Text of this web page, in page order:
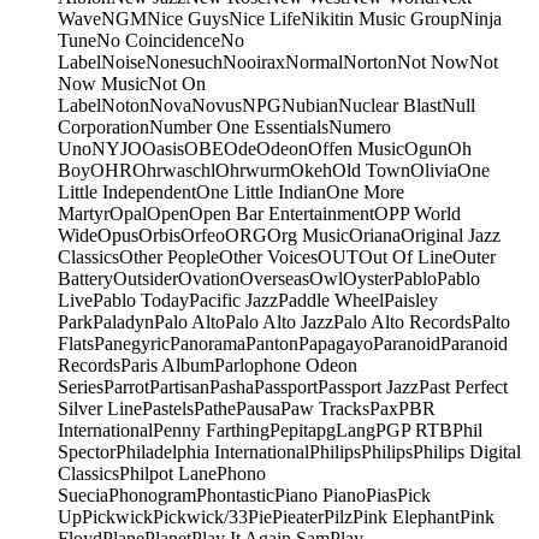
WaveNGMNice GuysNice LifeNikitin Music GroupNinja
TuneNo CoincidenceNo
LabelNoiseNonesuchNooiraxNormalNortonNot NowNot
Now MusicNot On
LabelNotonNovaNovusNPGNubianNuclear BlastNull
CorporationNumber One EssentialsNumero
UnoNYJOOasisOBEOdeOdeonOffen MusicOgunOh
BoyOHROhrwaschlOhrwurmOkehOld TownOliviaOne
Little IndependentOne Little IndianOne More
MartyrOpalOpenOpen Bar EntertainmentOPP World
WideOpusOrbisOrfeoORGOrg MusicOrianaOriginal Jazz
ClassicsOther PeopleOther VoicesOUTOut Of LineOuter
BatteryOutsiderOvationOverseasOwlOysterPabloPablo
LivePablo TodayPacific JazzPaddle WheelPaisley
ParkPaladynPalo AltoPalo Alto JazzPalo Alto RecordsPalto
FlatsPanegyricPanoramaPantonPapagayoParanoidParanoid
RecordsParis AlbumParlophone Odeon
SeriesParrotPartisanPashaPassportPassport JazzPast Perfect
Silver LinePastelsPathePausaPaw TracksPaxPBR
InternationalPenny FarthingPepitapgLangPGP RTBPhil
SpectorPhiladelphia InternationalPhilipsPhilipsPhilips Digital
ClassicsPhilpot LanePhono
SueciaPhonogramPhontasticPiano PianoPiasPick
UpPickwickPickwick/33PiePieaterPilzPink ElephantPink